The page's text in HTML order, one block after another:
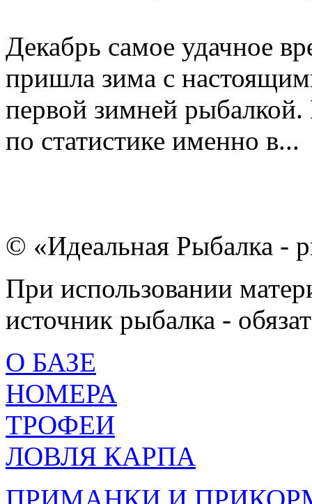
Декабрь самое удачное
пришла зима с
первой зимней рыбалкой.
по статистике именно в...
© «Идеальная Рыбалка -
При использовании
источник рыбалка -
О БАЗЕ
НОМЕРА
ТРОФЕИ
ЛОВЛЯ КАРПА